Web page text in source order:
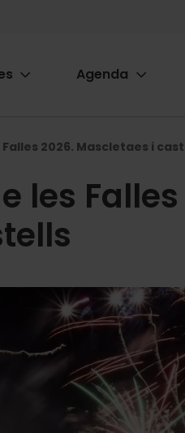
Agenda
2026. Mascletaes i
les Falles